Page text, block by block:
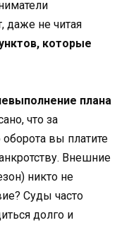
даже не читая
которые
плана
что за
вы платите
Внешние
никто не
Суды часто
долго и